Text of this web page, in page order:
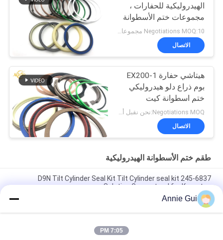
الهيدروليكية للحفارات ،
مجموعات ختم الأسطوانة
عالية الفعالية
الاتصال
هيتاشي حفارة EX200-1
بوم ذراع دلو هيدروليكي
ختم اسطوانة كيت
الاتصال
طقم ختم الأسطوانة الهيدروليكية
245-6837 D9N Tilt Cylinder Seal Kit Tilt Cylinder seal kit
Solution Guaranteed for Komatsu
هيتاشي EX1200-5C EX1200-5D ZX1000K-3
High Pressure 707-99-85350 PC2000-8 Arm BH Hydraulic
Annie Gui
7:05 PM